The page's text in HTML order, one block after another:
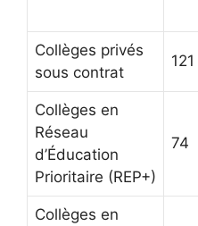
Collèges privés
sous contrat
121
Collèges en
Réseau
d’Éducation
Prioritaire (REP+)
74
Collèges en